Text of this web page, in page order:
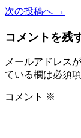
次の投稿へ →
コメントを残
メールアドレス
ている欄は必須
コメント ※